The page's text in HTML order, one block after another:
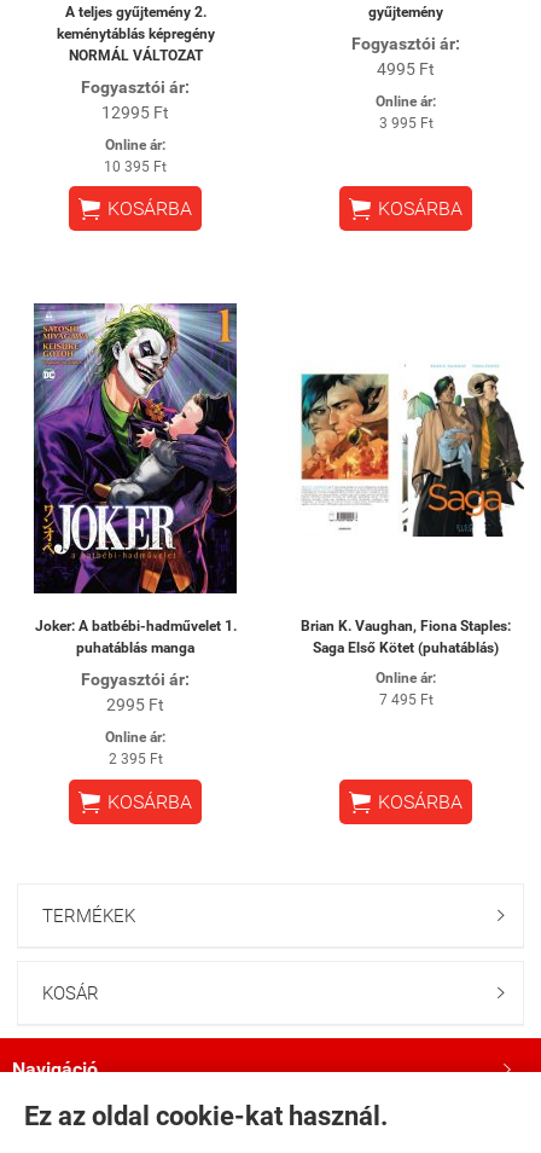
Ez az oldal cookie-kat használ.
A teljes gyűjtemény 2.
keménytáblás képregény
NORMÁL VÁLTOZAT
Fogyasztói ár:
12995 Ft
Online ár:
10 395 Ft
 KOSÁRBA
gyűjtemény
Fogyasztói ár:
4995 Ft
Online ár:
3 995 Ft
 KOSÁRBA
Joker: A batbébi-hadművelet 1.
puhatáblás manga
Fogyasztói ár:
2995 Ft
Online ár:
2 395 Ft
 KOSÁRBA
Brian K. Vaughan, Fiona Staples:
Saga Első Kötet (puhatáblás)
Online ár:
7 495 Ft
 KOSÁRBA
TERMÉKEK 
KOSÁR 
Navigáció 
Saját fiók